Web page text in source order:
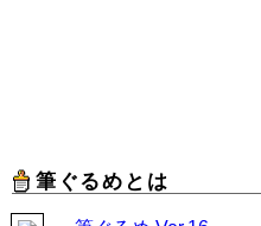
筆ぐるめとは